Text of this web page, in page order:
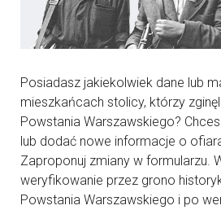
Posiadasz jakiekolwiek dane lub
mieszkańcach stolicy, którzy
Powstania Warszawskiego?
lub dodać nowe informacje o
Zaproponuj zmiany w formularzu.
weryfikowanie przez grono
Powstania Warszawskiego i po